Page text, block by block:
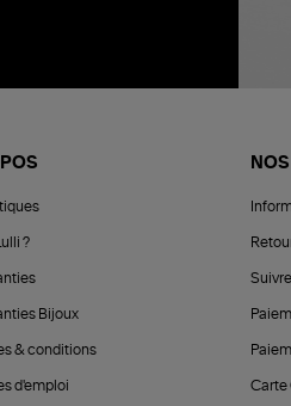
?
Bijoux
& conditions
d'emploi Carte